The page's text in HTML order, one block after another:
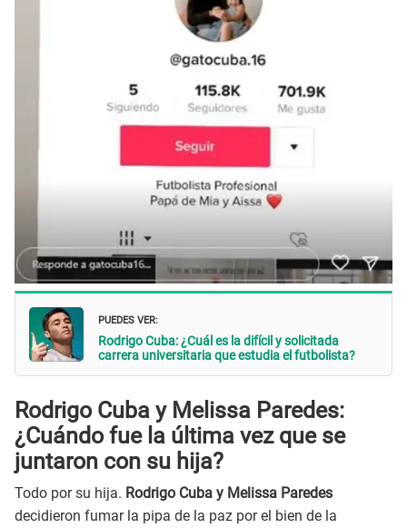
PUEDES VER:
Rodrigo Cuba: ¿Cuál es la difícil y solicitada
carrera universitaria que estudia el futbolista?
Rodrigo Cuba y Melissa Paredes:
¿Cuándo fue la última vez que se
juntaron con su hija?
Todo por su hija. Rodrigo Cuba y Melissa Paredes
decidieron fumar la pipa de la paz por el bien de la